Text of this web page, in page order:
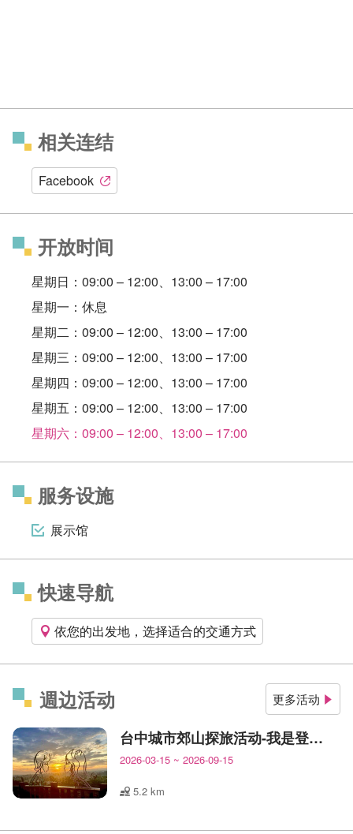
相关连结
Facebook
开放时间
星期日：09:00 – 12:00、13:00 – 17:00
星期一：休息
星期二：09:00 – 12:00、13:00 – 17:00
星期三：09:00 – 12:00、13:00 – 17:00
星期四：09:00 – 12:00、13:00 – 17:00
星期五：09:00 – 12:00、13:00 – 17:00
星期六：09:00 – 12:00、13:00 – 17:00
服务设施
展示馆
快速导航
依您的出发地，选择适合的交通方式
週边活动 更多活动
台中城市郊山探旅活动-我是登山王
2026-03-15 ~ 2026-09-15
5.2 km